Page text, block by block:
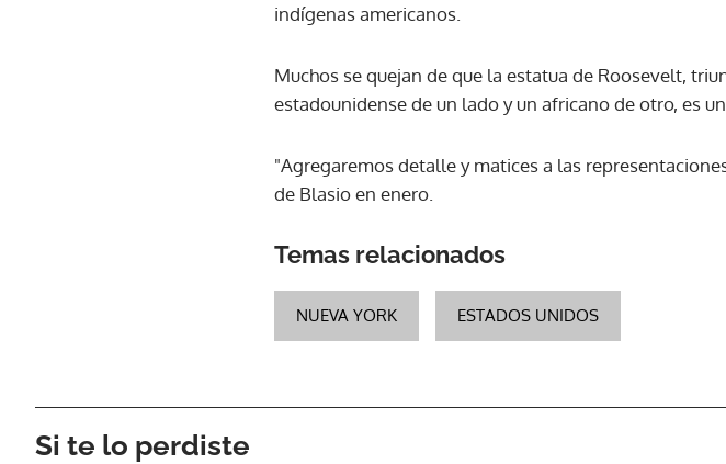
indígenas americanos.
Muchos se quejan de que la estatua de Roosevelt,
estadounidense de un lado y un africano de otro, es
"Agregaremos detalle y matices a las
de Blasio en enero.
Temas relacionados
NUEVA YORK ESTADOS UNIDOS
Si te lo perdiste